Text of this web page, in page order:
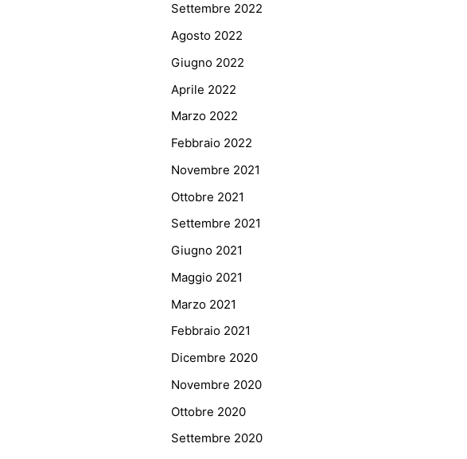
Settembre 2022
Agosto 2022
Giugno 2022
Aprile 2022
Marzo 2022
Febbraio 2022
Novembre 2021
Ottobre 2021
Settembre 2021
Giugno 2021
Maggio 2021
Marzo 2021
Febbraio 2021
Dicembre 2020
Novembre 2020
Ottobre 2020
Settembre 2020